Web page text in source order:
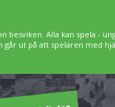
besviken. Alla kan spela -
ut på att spelaren med